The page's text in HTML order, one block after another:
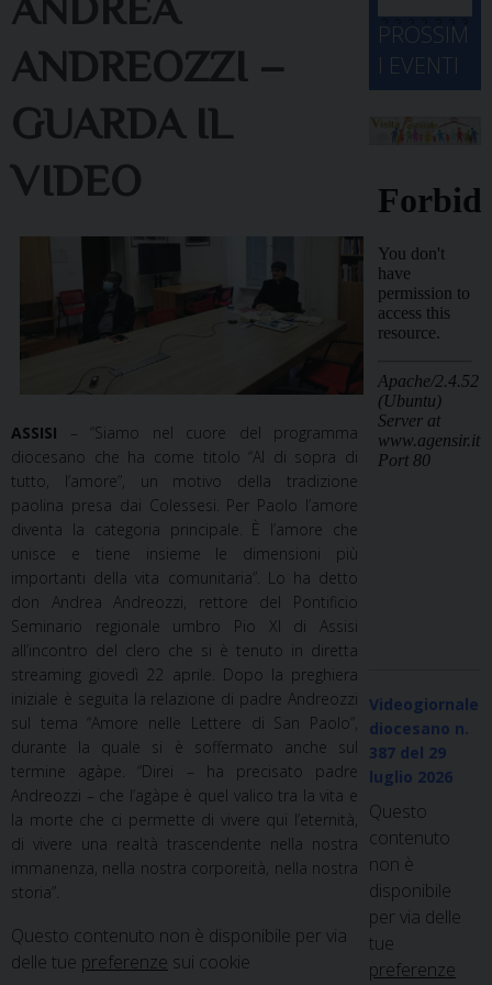
ANDREOZZI –
GUARDA IL
VIDEO
ASSISI – “Siamo nel cuore del programma
diocesano che ha come titolo “Al di sopra di
tutto, l’amore”, un motivo della tradizione
paolina presa dai Colessesi. Per Paolo l’amore
diventa la categoria principale. È l’amore che
unisce e tiene insieme le dimensioni più
importanti della vita comunitaria”. Lo ha detto
don Andrea Andreozzi, rettore del Pontificio
Seminario regionale umbro Pio XI di Assisi
all’incontro del clero che si è tenuto in diretta
streaming giovedì 22 aprile. Dopo la preghiera
iniziale è seguita la relazione di padre Andreozzi
sul tema “Amore nelle Lettere di San Paolo”,
durante la quale si è soffermato anche sul
termine agàpe. “Direi – ha precisato padre
Andreozzi – che l’agàpe è quel valico tra la vita e
la morte che ci permette di vivere qui l’eternità,
di vivere una realtà trascendente nella nostra
immanenza, nella nostra corporeità, nella nostra
storia”.
Questo contenuto non è disponibile per via
delle tue preferenze sui cookie
2
4
2
5
2
6
2
7
2
8
2
9
3
0
3
1 1 2 3 4 5 6
PROSSIM
I EVENTI
Videogiornale
diocesano n.
387 del 29
luglio 2026
Questo
contenuto
non è
disponibile
per via delle
tue
preferenze